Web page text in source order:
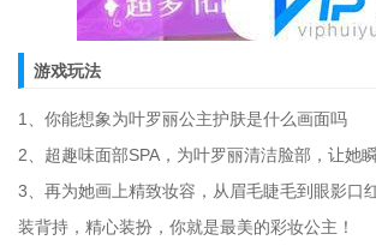
游戏玩法
1、你能想象为叶罗丽公主护肤是什么画面吗
2、超趣味面部SPA，为叶罗丽清洁脸部，让她
3、再为她画上精致妆容，从眉毛睫毛到眼影口
装背持，精心装扮，你就是最美的彩妆公主！